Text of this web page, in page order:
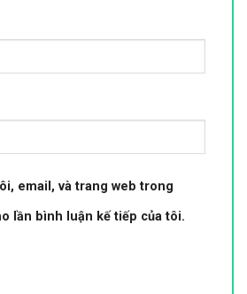
email, và trang web trong
lần bình luận kế tiếp của tôi.